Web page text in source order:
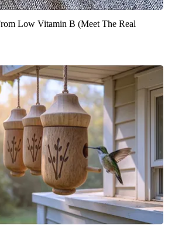
Low Vitamin B (Meet The Real